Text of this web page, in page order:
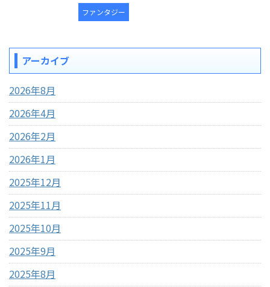
ファンタジー
アーカイブ
2026年8月
2026年4月
2026年2月
2026年1月
2025年12月
2025年11月
2025年10月
2025年9月
2025年8月